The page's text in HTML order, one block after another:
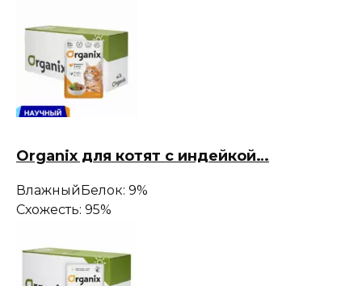
Organix для котят с индейкой…
ВлажныйБелок: 9%
Схожесть: 95%